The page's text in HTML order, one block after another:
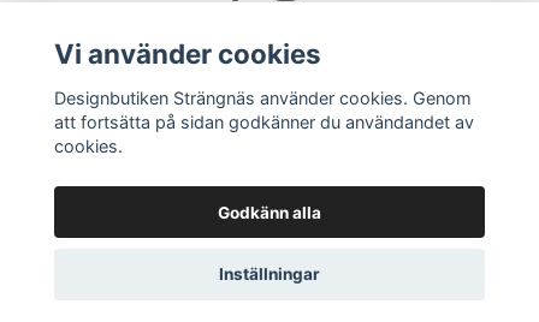
© 2026 Designbutiken Strängnäs
Vi använder cookies
Designbutiken Strängnäs använder cookies. Genom
att fortsätta på sidan godkänner du användandet av
cookies.
Godkänn alla
Inställningar